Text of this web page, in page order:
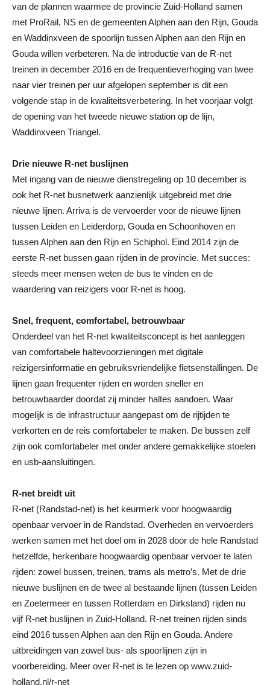
van de plannen waarmee de provincie Zuid-Holland samen
met ProRail, NS en de gemeenten Alphen aan den Rijn, Gouda
en Waddinxveen de spoorlijn tussen Alphen aan den Rijn en
Gouda willen verbeteren. Na de introductie van de R-net
treinen in december 2016 en de frequentieverhoging van twee
naar vier treinen per uur afgelopen september is dit een
volgende stap in de kwaliteitsverbetering. In het voorjaar volgt
de opening van het tweede nieuwe station op de lijn,
Waddinxveen Triangel.
Drie nieuwe R-net buslijnen
Met ingang van de nieuwe dienstregeling op 10 december is
ook het R-net busnetwerk aanzienlijk uitgebreid met drie
nieuwe lijnen. Arriva is de vervoerder voor de nieuwe lijnen
tussen Leiden en Leiderdorp, Gouda en Schoonhoven en
tussen Alphen aan den Rijn en Schiphol. Eind 2014 zijn de
eerste R-net bussen gaan rijden in de provincie. Met succes:
steeds meer mensen weten de bus te vinden en de
waardering van reizigers voor R-net is hoog.
Snel, frequent, comfortabel, betrouwbaar
Onderdeel van het R-net kwaliteitsconcept is het aanleggen
van comfortabele haltevoorzieningen met digitale
reizigersinformatie en gebruiksvriendelijke fietsenstallingen. De
lijnen gaan frequenter rijden en worden sneller en
betrouwbaarder doordat zij minder haltes aandoen. Waar
mogelijk is de infrastructuur aangepast om de rijtijden te
verkorten en de reis comfortabeler te maken. De bussen zelf
zijn ook comfortabeler met onder andere gemakkelijke stoelen
en usb-aansluitingen.
R-net breidt uit
R-net (Randstad-net) is het keurmerk voor hoogwaardig
openbaar vervoer in de Randstad. Overheden en vervoerders
werken samen met het doel om in 2028 door de hele Randstad
hetzelfde, herkenbare hoogwaardig openbaar vervoer te laten
rijden: zowel bussen, treinen, trams als metro’s. Met de drie
nieuwe buslijnen en de twee al bestaande lijnen (tussen Leiden
en Zoetermeer en tussen Rotterdam en Dirksland) rijden nu
vijf R-net buslijnen in Zuid-Holland. R-net treinen rijden sinds
eind 2016 tussen Alphen aan den Rijn en Gouda. Andere
uitbreidingen van zowel bus- als spoorlijnen zijn in
voorbereiding. Meer over R-net is te lezen op www.zuid-
holland.nl/r-net